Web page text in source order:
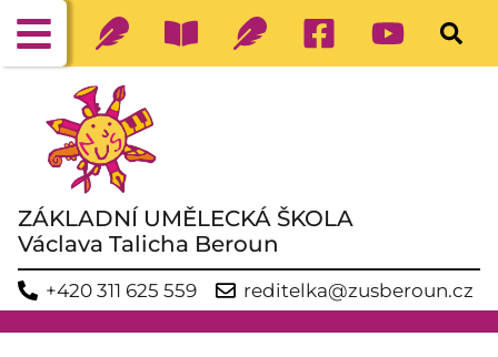
ZÁKLADNÍ UMĚLECKÁ ŠKOLA
Václava Talicha Beroun
+420 311 625 559 reditelka@zusberoun.cz